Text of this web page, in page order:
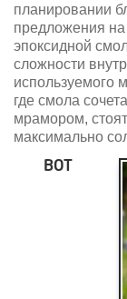
планировании
предложения на
эпоксидной
сложности
используемого
где смола
мрамором,
максимально
ВОТ